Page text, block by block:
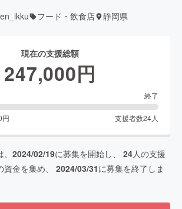
フード・飲食店 静岡県
現在の支援総額
247,000円
終了
円 支援者数24人
2024/02/19に募集を開始し、 24人の支援
資金を集め、 2024/03/31に募集を終了しま